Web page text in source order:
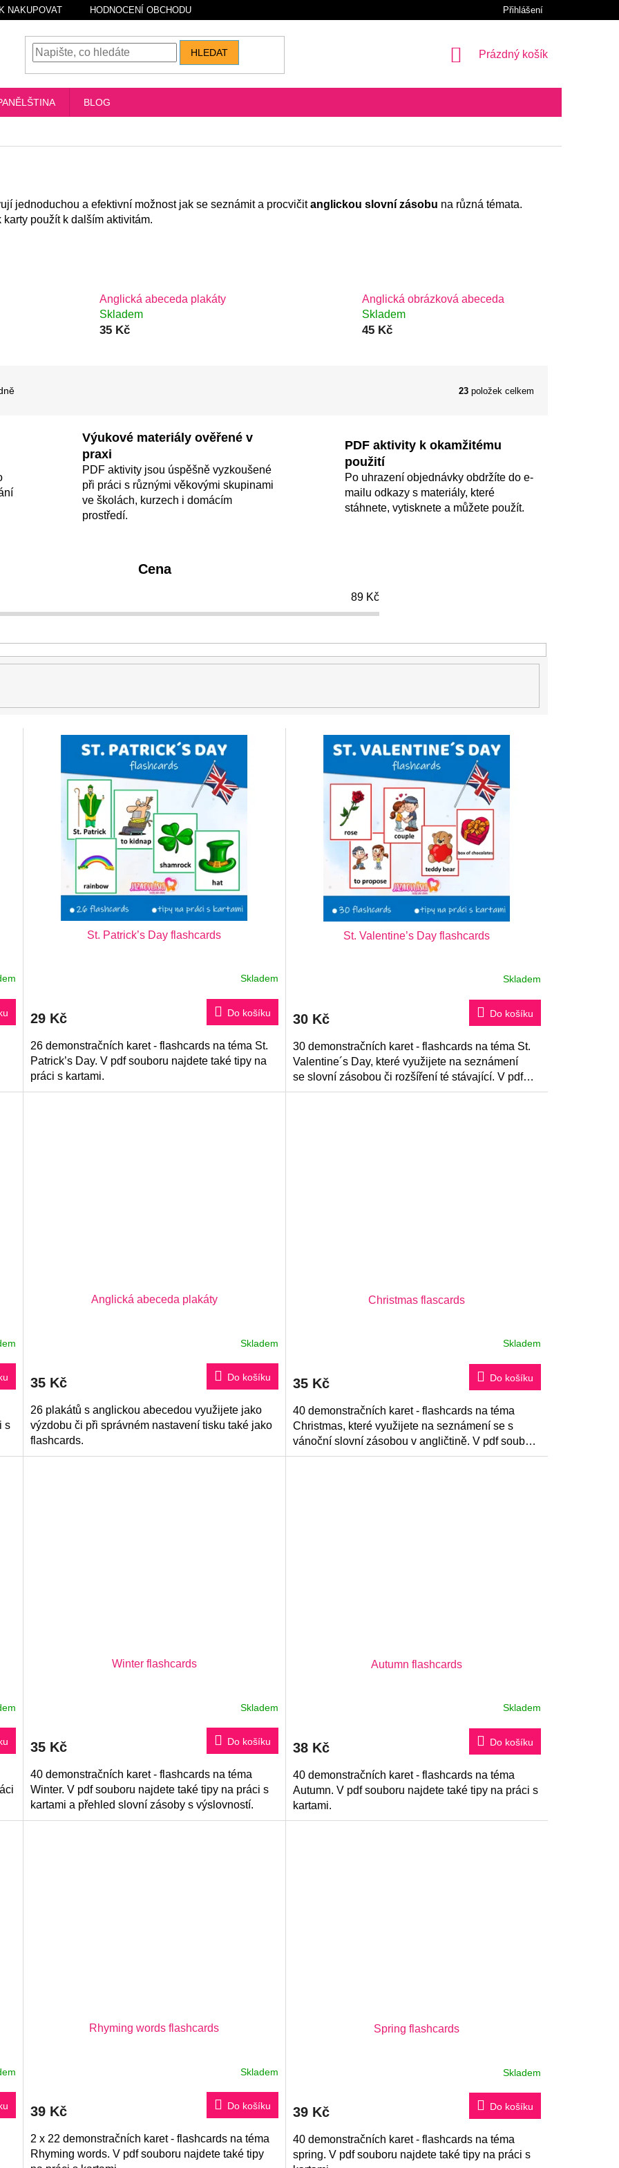
NAKUPOVAT HODNOCENÍ OBCHODU Přihlášení
HLEDAT
NÁKUPNÍ
Prázdný košík
BLOG
jednoduchou a efektivní možnost jak se seznámit a procvičitanglickou slovní zásobu na různá témata.
karty použít k dalším aktivitám.
Anglická abeceda plakáty
Skladem
35 Kč
Anglická obrázková abeceda
Skladem
45 Kč
23 položek celkem
Výukové materiály ověřené v
praxi
PDF aktivity jsou úspěšně vyzkoušené
při práci s různými věkovými skupinami
ve školách, kurzech i domácím
prostředí.
PDF aktivity k okamžitému
použití
Po uhrazení objednávky obdržíte do e-
mailu odkazy s materiály, které
stáhnete, vytisknete a můžete použít.
Cena
89 Kč
St. Patrick’s Day flashcards
Skladem
29 Kč Do košíku
26 demonstračních karet - flashcards na téma St.
Patrick’s Day. V pdf souboru najdete také tipy na
práci s kartami.
St. Valentine’s Day flashcards
Skladem
30 Kč Do košíku
30 demonstračních karet - flashcards na téma St.
Valentine´s Day, které využijete na seznámení
se slovní zásobou či rozšíření té stávající. V pdf
souboru najdete také...
s
Anglická abeceda plakáty
Skladem
35 Kč Do košíku
26 plakátů s anglickou abecedou využijete jako
výzdobu či při správném nastavení tisku také jako
flashcards.
Christmas flascards
Skladem
35 Kč Do košíku
40 demonstračních karet - flashcards na téma
Christmas, které využijete na seznámení se s
vánoční slovní zásobou v angličtině. V pdf souboru
najdete také tipy na práci s...
Winter flashcards
Skladem
35 Kč Do košíku
40 demonstračních karet - flashcards na téma
Winter. V pdf souboru najdete také tipy na práci s
kartami a přehled slovní zásoby s výslovností.
Autumn flashcards
Skladem
38 Kč Do košíku
40 demonstračních karet - flashcards na téma
Autumn. V pdf souboru najdete také tipy na práci s
kartami.
Rhyming words flashcards
Skladem
39 Kč Do košíku
2 x 22 demonstračních karet - flashcards na téma
Rhyming words. V pdf souboru najdete také tipy
Spring flashcards
Skladem
39 Kč Do košíku
40 demonstračních karet - flashcards na téma
spring. V pdf souboru najdete také tipy na práci s